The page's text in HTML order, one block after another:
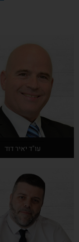
עו"ד יאיר דוד
אודות המרצה